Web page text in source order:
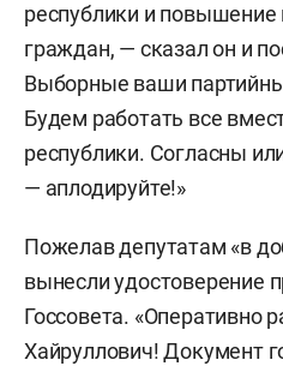
республики и повышение
граждан, — сказал он и
Выборные ваши
Будем работать все
республики. Согласны
— аплодируйте!»
Пожелав депутатам «в
вынесли удостоверение
Госсовета. «Оперативно
Хайруллович! Документ